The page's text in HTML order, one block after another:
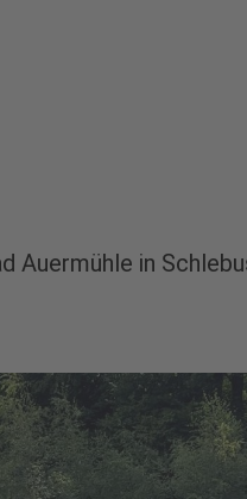
Auermühle in